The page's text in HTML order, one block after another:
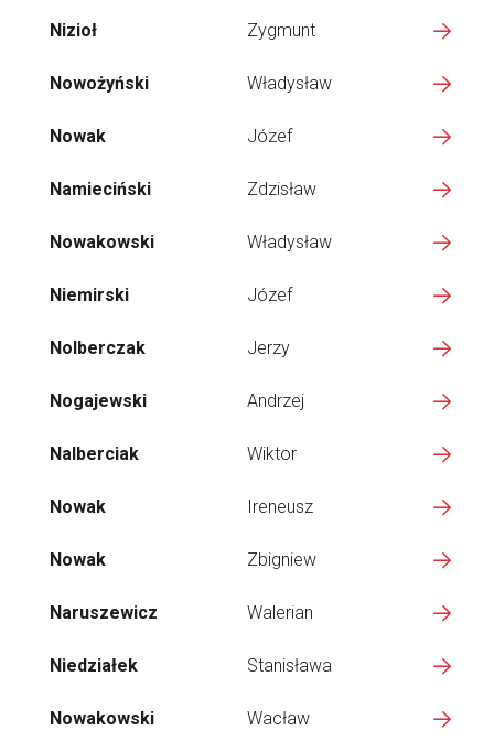
Nizioł Zygmunt
Nowożyński Władysław
Nowak Józef
Namieciński Zdzisław
Nowakowski Władysław
Niemirski Józef
Nolberczak Jerzy
Nogajewski Andrzej
Nalberciak Wiktor
Nowak Ireneusz
Nowak Zbigniew
Naruszewicz Walerian
Niedziałek Stanisława
Nowakowski Wacław